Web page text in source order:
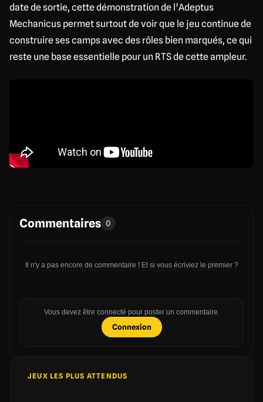
date de sortie, cette démonstration de l’Adeptus
Mechanicus permet surtout de voir que le jeu continue de
construire ses camps avec des rôles bien marqués, ce qui
reste une base essentielle pour un RTS de cette ampleur.
Commentaires 0
Il n'y a pas encore de commentaire ! Et si vous écriviez le premier ?
Vous devez être connecté pour poster un commentaire.
Connexion
JEUX LES PLUS ATTENDUS